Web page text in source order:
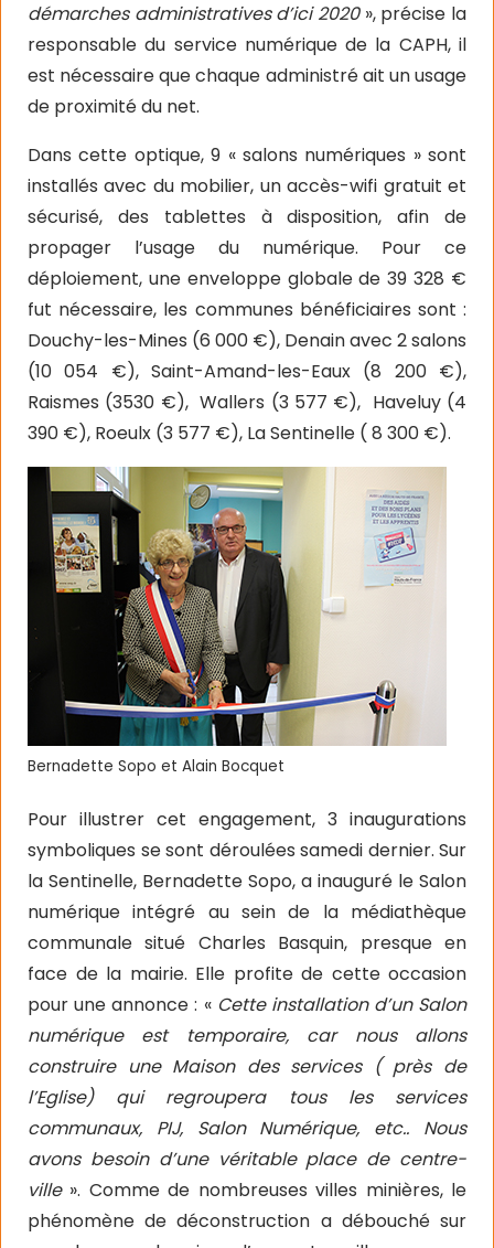
démarches administratives d’ici 2020», précise la
responsable du service numérique de la CAPH, il
est nécessaire que chaque administré ait un usage
de proximité du net.
Dans cette optique, 9 « salons numériques » sont
installés avec du mobilier, un accès-wifi gratuit et
sécurisé, des tablettes à disposition, afin de
propager l’usage du numérique. Pour ce
déploiement, une enveloppe globale de 39 328 €
fut nécessaire, les communes bénéficiaires sont :
Douchy-les-Mines (6 000 €), Denain avec 2 salons
(10 054 €), Saint-Amand-les-Eaux (8 200 €),
Raismes (3530 €), Wallers (3 577 €), Haveluy (4
390 €), Roeulx (3 577 €), La Sentinelle ( 8 300 €).
Bernadette Sopo et Alain Bocquet
Pour illustrer cet engagement, 3 inaugurations
symboliques se sont déroulées samedi dernier. Sur
la Sentinelle, Bernadette Sopo, a inauguré le Salon
numérique intégré au sein de la médiathèque
communale situé Charles Basquin, presque en
face de la mairie. Elle profite de cette occasion
pour une annonce : « Cette installation d’un Salon
numérique est temporaire, car nous allons
construire une Maison des services ( près de
l’Eglise) qui regroupera tous les services
communaux, PIJ, Salon Numérique, etc.. Nous
avons besoin d’une véritable place de centre-
ville ». Comme de nombreuses villes minières, le
phénomène de déconstruction a débouché sur